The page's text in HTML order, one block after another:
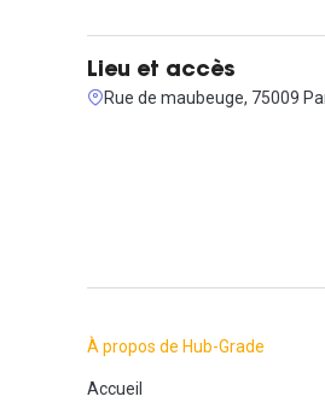
Lieu et accès
Rue de maubeuge, 75009
À propos de Hub-Grade
Accueil